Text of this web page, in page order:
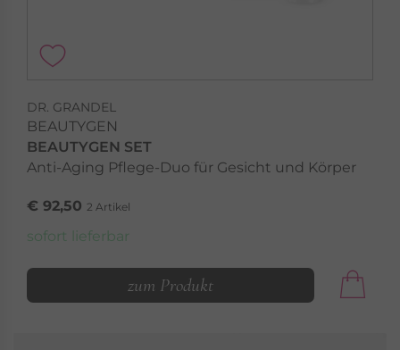
DR. GRANDEL
BEAUTYGEN
BEAUTYGEN SET
Anti-Aging Pflege-Duo für Gesicht und Körper
€ 92,50 2 Artikel
sofort lieferbar
zum Produkt